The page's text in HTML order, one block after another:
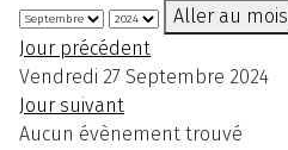
Aller au mois
Jour précédent
Vendredi 27 Septembre 2024
Jour suivant
Aucun évènement trouvé